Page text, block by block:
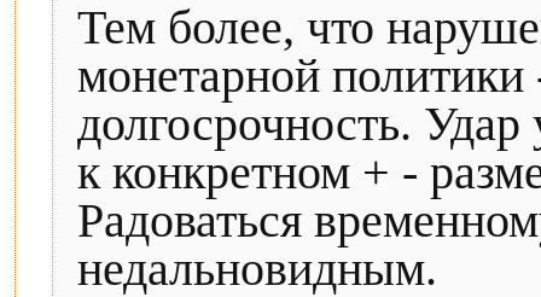
Тем более, что
монетарной политики
долгосрочность.
к конкретном + -
Радоваться
недальновидным.